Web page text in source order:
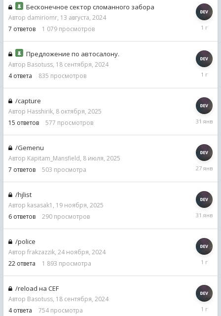
Бесконечное сектор сломанного забора
Автор damiriomr, 13 августа, 2024
7 ответов 1 079 просмотров
18
2024
Предложение по автосалону.
Автор Basotuss, 18 сентября, 2024
4 ответа 835 просмотров
18
2024
/capture
Автор Hasshirik, 8 октября, 2025
15 ответов 577 просмотров
31
/Gemenu
Автор Kapitam_Mansfield, 8 июля, 2025
7 ответов 503 просмотра
27
/hjlist
Автор kasasak1 , 19 ноября, 2025
6 ответов 290 просмотров
31
/police
Автор frakzazzik, 24 ноября, 2024
22 ответа 1 893 просмотра
12
2025
/reload на CEF
Автор Basotuss, 18 сентября, 2024
4 ответа 754 просмотра
18